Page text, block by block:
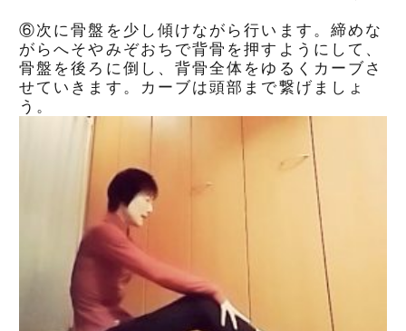
⑥次に骨盤を少し傾けながら行います。締めな
がらへそやみぞおちで背骨を押すようにして、
骨盤を後ろに倒し、背骨全体をゆるくカーブさ
せていきます。カーブは頭部まで繋げましょ
う。